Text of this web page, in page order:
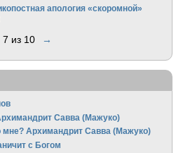
апология «скоромной»
7 из 10 →
Савва (Мажуко)
мне? Архимандрит Савва (Мажуко)
с Богом